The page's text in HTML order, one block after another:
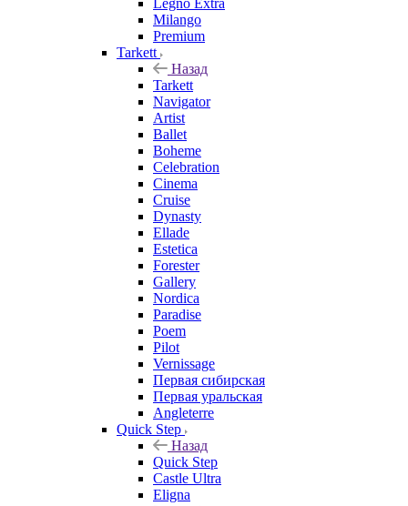
Legno Extra
Milango
Premium
Tarkett
Назад
Tarkett
Navigator
Artist
Ballet
Boheme
Celebration
Cinema
Cruise
Dynasty
Ellade
Estetica
Forester
Gallery
Nordica
Paradise
Poem
Pilot
Vernissage
Первая сибирская
Первая уральская
Angleterre
Quick Step
Назад
Quick Step
Castle Ultra
Eligna